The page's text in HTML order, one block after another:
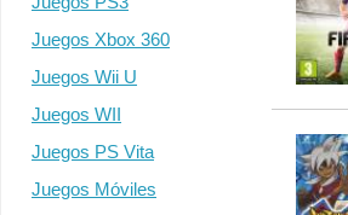
Juegos Xbox 360
Juegos Wii U
Juegos WII
Juegos PS Vita
Juegos Móviles